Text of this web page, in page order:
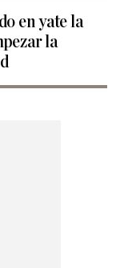
en yate la
la